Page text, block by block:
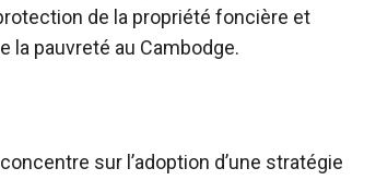
de la propriété foncière et
pauvreté au Cambodge.
sur l’adoption d’une stratégie